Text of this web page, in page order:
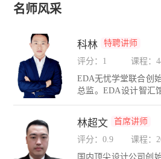
名师风采
科林
特聘讲师
评分：1
课程：
EDA无忧学堂联合创
总监。EDA设计智汇
牌讲师。在PCB设计
在硬件互连设计和
设计方法和理念。精通
yperlynx，Sigrity等多
期带领团队长期奋战
林超文
首席讲师
评分：0.9
课程：
国内顶尖设计公司创